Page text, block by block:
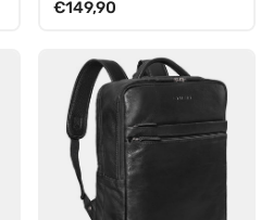
Normaler Preis
€149,90